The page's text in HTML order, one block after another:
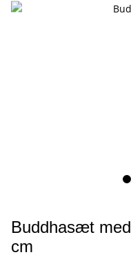
Buddhasæt
cm